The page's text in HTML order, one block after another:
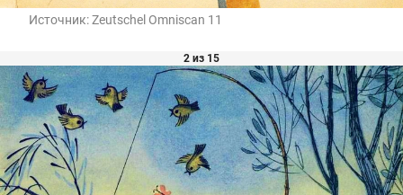
Источник:Zeutschel Omniscan 11
2 из 15